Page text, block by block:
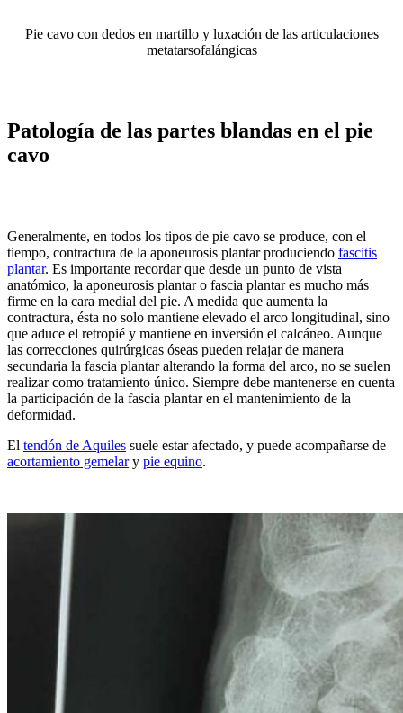
Pie cavo con dedos en martillo y luxación de las articulaciones
metatarsofalángicas
Patología de las partes blandas en el pie
cavo
Generalmente, en todos los tipos de pie cavo se produce, con el
tiempo, contractura de la aponeurosis plantar produciendo fascitis
plantar. Es importante recordar que desde un punto de vista
anatómico, la aponeurosis plantar o fascia plantar es mucho más
firme en la cara medial del pie. A medida que aumenta la
contractura, ésta no solo mantiene elevado el arco longitudinal, sino
que aduce el retropié y mantiene en inversión el calcáneo. Aunque
las correcciones quirúrgicas óseas pueden relajar de manera
secundaria la fascia plantar alterando la forma del arco, no se suelen
realizar como tratamiento único. Siempre debe mantenerse en cuenta
la participación de la fascia plantar en el mantenimiento de la
deformidad.
El tendón de Aquiles suele estar afectado, y puede acompañarse de
acortamiento gemelary pie equino.